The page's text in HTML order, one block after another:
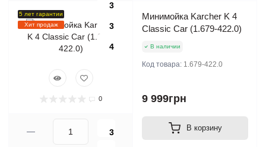
5 лет гарантии
Хит продаж
3
3
4
0
Минимойка Karcher K 4
Classic Car (1.679-422.0)
В наличии
Код товара: 1.679-422.0
9 999грн
В корзину
3